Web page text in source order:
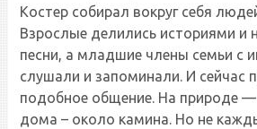
Костер собирал вокруг себя
Взрослые делились историями и
песни, а младшие члены семьи с
слушали и запоминали. И сейчас
подобное общение. На природе —
дома – около камина. Но не